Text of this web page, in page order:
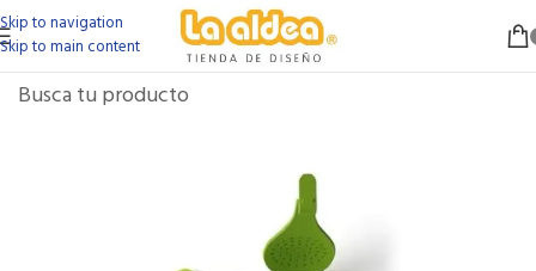
Skip to navigation
Skip to main content